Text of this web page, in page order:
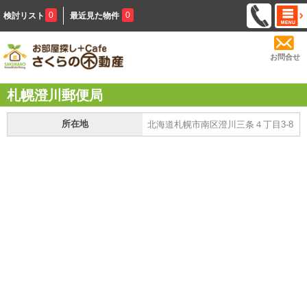
検討リスト 0 最近見た物件 0
お問合せ
札幌澄川郵便局
所在地 北海道札幌市南区澄川三条４丁目3-8